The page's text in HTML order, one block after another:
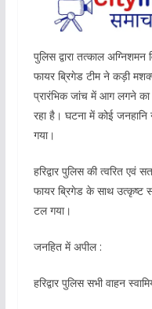
पुलिस द्वारा तत्काल
फायर ब्रिगेड टीम ने कड़ी
प्रारंभिक जांच में आग लगने का
रहा है। घटना में कोई जनहानि
गया।
हरिद्वार पुलिस की त्वरित एवं
फायर ब्रिगेड के साथ उत्कृष्ट
टल गया।
जनहित में अपील :
हरिद्वार पुलिस सभी वाहन